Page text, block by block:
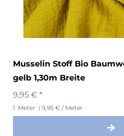
Musselin Stoff Bio
gelb 1,30m Breite
9,95 € *
1 Meter | 9,95 € / Meter